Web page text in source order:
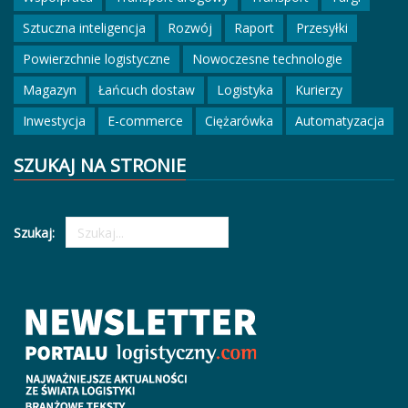
Sztuczna inteligencja
Rozwój Raport
Przesyłki
Powierzchnie logistyczne
Nowoczesne technologie
Magazyn
Łańcuch dostaw Logistyka
Kurierzy
Inwestycja
E-commerce Ciężarówka Automatyzacja
SZUKAJ NA STRONIE
Szukaj: